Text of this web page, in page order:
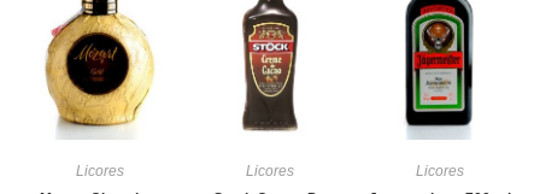
Licores
Licores
Licores